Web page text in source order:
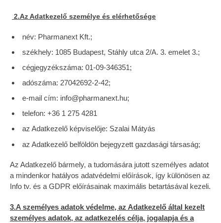
2.Az Adatkezelő személye és elérhetősége
név: Pharmanext Kft.;
székhely: 1085 Budapest, Stáhly utca 2/A. 3. emelet 3.;
cégjegyzékszáma: 01-09-346351;
adószáma: 27042692-2-42;
e-mail cím: info@pharmanext.hu;
telefon: +36 1 275 4281
az Adatkezelő képviselője: Szalai Mátyás
az Adatkezelő belföldön bejegyzett gazdasági társaság;
Az Adatkezelő bármely, a tudomására jutott személyes adatot
a mindenkor hatályos adatvédelmi előírások, így különösen az
Info tv. és a GDPR előírásainak maximális betartásával kezeli.
3.A személyes adatok védelme, az Adatkezelő által kezelt
személyes adatok, az adatkezelés célja, jogalapja és a